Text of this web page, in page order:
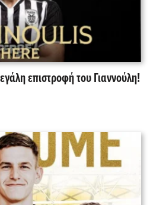
επιστροφή του Γιαννούλη!